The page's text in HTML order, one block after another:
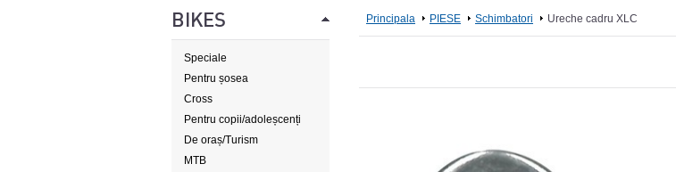
BIKES
Speciale
Pentru șosea
Cross
Pentru copii/adoleșcenți
De oraș/Turism
MTB
Principala PIESE Schimbatori Ureche cadru XLC